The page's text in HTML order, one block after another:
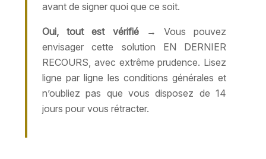
avant de signer quoi que ce soit.
Oui, tout est vérifié→ Vous pouvez
envisager cette solution EN DERNIER
RECOURS, avec extrême prudence. Lisez
ligne par ligne les conditions générales et
n’oubliez pas que vous disposez de 14
jours pour vous rétracter.